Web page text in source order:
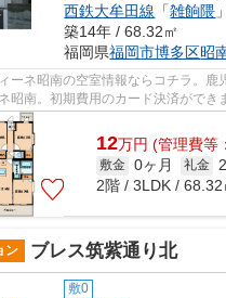
西鉄大牟田線 「雑餉隈
築14年 / 68.32㎡
福岡県福岡市博多区昭
ーネ昭南の空室情報ならコチラ。鹿
昭南。初期費用のカード決済ができ
だけの価値はありま...
12万円 (管理費等
敷金 0ヶ月 礼金
2階 / 3LDK / 68.32
ン ブレス筑紫通り北
敷0